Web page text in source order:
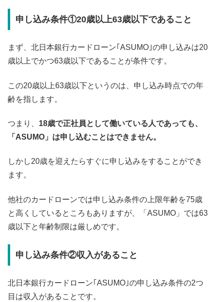
申し込み条件①20歳以上63歳以下であること
まず、北日本銀行カードローン｢ASUMO｣の申し込みは20
歳以上でかつ63歳以下であることが条件です。
この20歳以上63歳以下というのは、申し込み時点での年
齢を指します。
つまり、 18歳で正社員として働いている人であっても、
「ASUMO」は申し込むことはできません。
しかし20歳を迎えたらすぐに申し込みをすることができ
ます。
他社のカードローンでは申し込み条件の上限年齢を75歳
と高くしているところもありますが、「ASUMO」では63
歳以下と年齢制限は厳しめです。
申し込み条件②収入があること
北日本銀行カードローン｢ASUMO｣の申し込み条件の2つ
目は収入があることです。